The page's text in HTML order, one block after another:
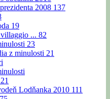
2008 137
19
... 82
23
z minulosti 21
Lodňanka 2010 111